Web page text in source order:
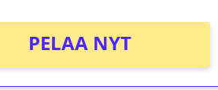
PELAA NYT